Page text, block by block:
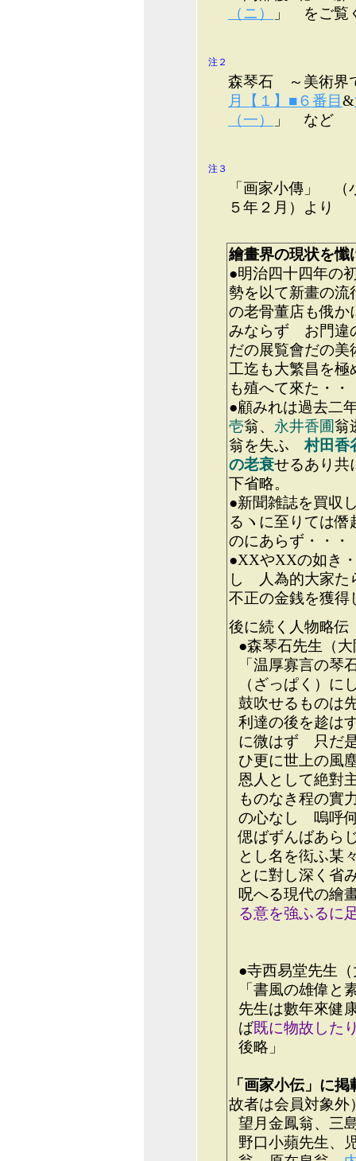
（ニ）
」 をご覧
注２
森琴石 ～美術界
月【１】■６番目 &
（一）
」 など
注３
「画家小傳」 （
５年２月）より
繪畫界の現状を懺
●明治四十四年の
勢を以て新畫の
の老骨董店も俄か
みならず お門違
だの展覧會だの
工迄も大繁昌を極
も殖へて來た・
●顧みれは過去二
壱翁、 永井香圃翁
翁を失ふ村田香
の老衰せるあり共
下省略。
●新聞雑誌を買収
るヽに至りては
のにあらず・・・
●XXやXXの如き
し 人為的大家た
不正の金銭を獲得
後に続く人物略伝
●森琴石先生（
「温厚寡言の
（ざっぱく）に
鼓吹せるものは
利達の後を趁は
に微はず 只だ
ひ更に世上の風
恩人として絶對
ものなき程の實
の心なし 嗚呼
偲ばずんばあら
とし名を衒ふ某
とに對し深く省
呪へる現代の繪
る意を強ふるに
●寺西易堂先生
「書風の雄偉と
先生は數年來健
ば既に物故した
後略」
「画家小伝」に
故者は会員対象外
望月金鳳翁、三
野口小蘋先生、